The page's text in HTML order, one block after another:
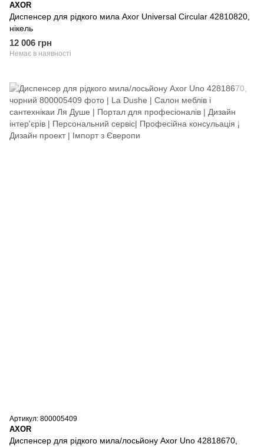
AXOR
Диспенсер для рідкого мила Axor Universal Circular 42810820,
нікель
12 006 грн
Немає в наявності
Артикул: 800005409
AXOR
Диспенсер для рідкого мила/лосьйону Axor Uno 42818670,